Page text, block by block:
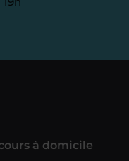
à domicile